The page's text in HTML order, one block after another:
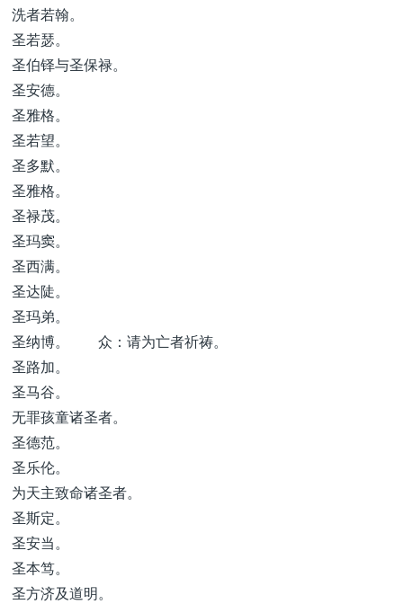
洗者若翰。
圣若瑟。
圣伯铎与圣保禄。
圣安德。
圣雅格。
圣若望。
圣多默。
圣雅格。
圣禄茂。
圣玛窦。
圣西满。
圣达陡。
圣玛弟。
圣纳博。 众：请为亡者祈祷。
圣路加。
圣马谷。
无罪孩童诸圣者。
圣德范。
圣乐伦。
为天主致命诸圣者。
圣斯定。
圣安当。
圣本笃。
圣方济及道明。